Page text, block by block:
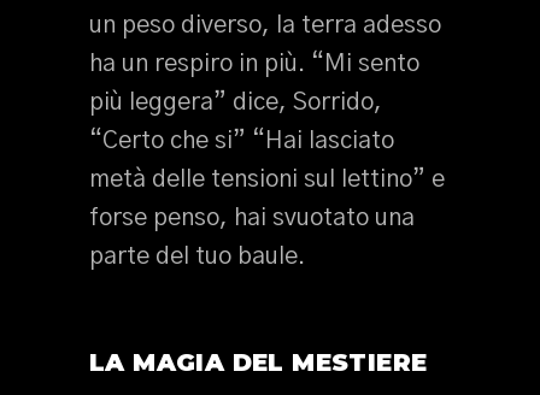
un peso diverso, la terra adesso
ha un respiro in più. “Mi sento
più leggera” dice, Sorrido,
“Certo che si” “Hai lasciato
metà delle tensioni sul lettino” e
forse penso, hai svuotato una
parte del tuo baule.
LA MAGIA DEL MESTIERE